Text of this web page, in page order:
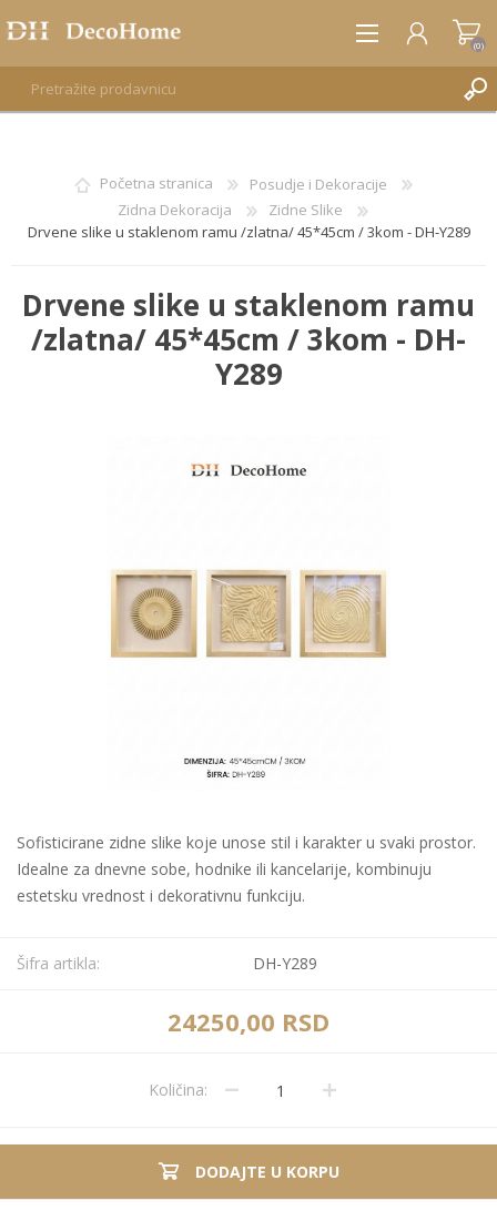
REGISTRUJTE SE
(0)
Početna stranica
Posudje i Dekoracije
Zidna Dekoracija
Zidne Slike
Drvene slike u staklenom ramu /zlatna/ 45*45cm / 3kom - DH-Y289
Drvene slike u staklenom ramu
/zlatna/ 45*45cm / 3kom - DH-
Y289
Sofisticirane zidne slike koje unose stil i karakter u svaki prostor.
Idealne za dnevne sobe, hodnike ili kancelarije, kombinuju
estetsku vrednost i dekorativnu funkciju.
Šifra artikla: DH-Y289
24250,00 RSD
Količina:
DODAJTE U KORPU